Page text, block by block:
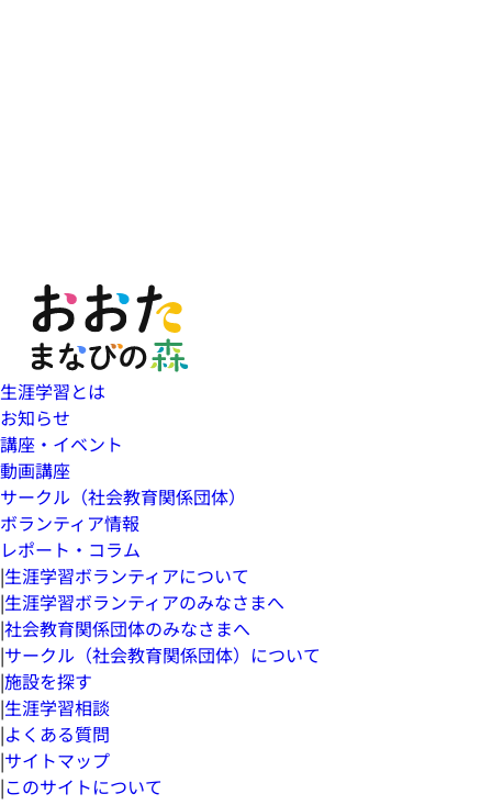
生涯学習とは
お知らせ
講座・イベント
動画講座
サークル（社会教育関係団体）
ボランティア情報
レポート・コラム
|生涯学習ボランティアについて
|生涯学習ボランティアのみなさまへ
|社会教育関係団体のみなさまへ
|サークル（社会教育関係団体）について
|施設を探す
|生涯学習相談
|よくある質問
|サイトマップ
|このサイトについて